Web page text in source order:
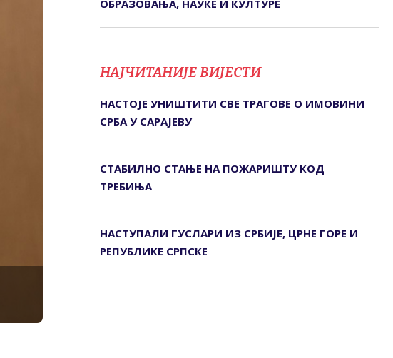
ОБРАЗОВАЊА, НАУКЕ И КУЛТУРЕ
НАЈЧИТАНИЈЕ ВИЈЕСТИ
НАСТОЈЕ УНИШТИТИ СВЕ ТРАГОВЕ О ИМОВИНИ
СРБА У САРАЈЕВУ
СТАБИЛНО СТАЊЕ НА ПОЖАРИШТУ КОД
ТРЕБИЊА
НАСТУПАЛИ ГУСЛАРИ ИЗ СРБИЈЕ, ЦРНЕ ГОРЕ И
РЕПУБЛИКЕ СРПСКЕ